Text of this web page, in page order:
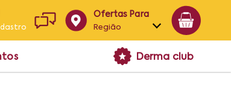
Ofertas Para
Região
Alagoas
Derma club